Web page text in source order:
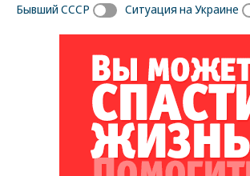
Бывший СССР
Ситуация на Украине